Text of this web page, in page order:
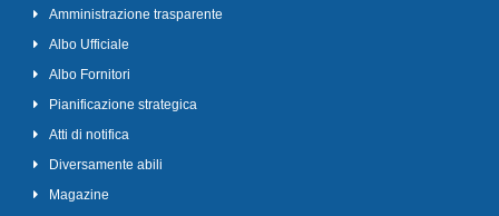
Amministrazione trasparente
Albo Ufficiale
Albo Fornitori
Pianificazione strategica
Atti di notifica
Diversamente abili
Magazine